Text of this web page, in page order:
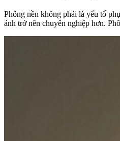
Phông nền không phải là yếu tố
ảnh trở nên chuyên nghiệp hơn.